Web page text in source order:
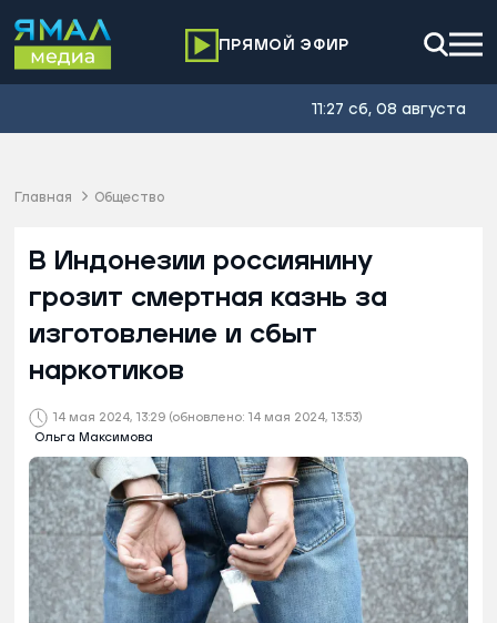
ПРЯМОЙ ЭФИР
11:27 сб, 08 августа
Главная Общество
14 мая 2024, 13:29 (обновлено: 14 мая 2024, 13:53)
Ольга Максимова
В Индонезии россиянину
грозит смертная казнь за
изготовление и сбыт
наркотиков